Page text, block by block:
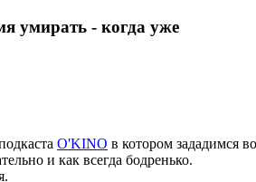
умирать - когда уже
O'KINO в котором зададимся
и как всегда бодренько.